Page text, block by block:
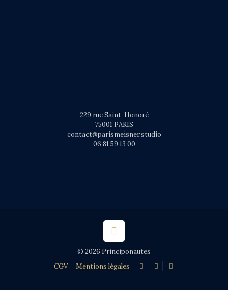
229 rue Saint-Honoré
75001 PARIS
contact@parismeisner.studio
06 81 59 13 00
© 2026 Principonautes
CGV
Mentions légales